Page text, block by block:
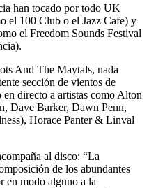
han tocado por todo UK
el 100 Club o el Jazz Cafe) y
el Freedom Sounds Festival
And The Maytals, nada
sección de vientos de
en directo a artistas como Alton
Dave Barker, Dawn Penn,
Horace Panter & Linval
al disco: “La
de los abundantes
en modo alguno a la